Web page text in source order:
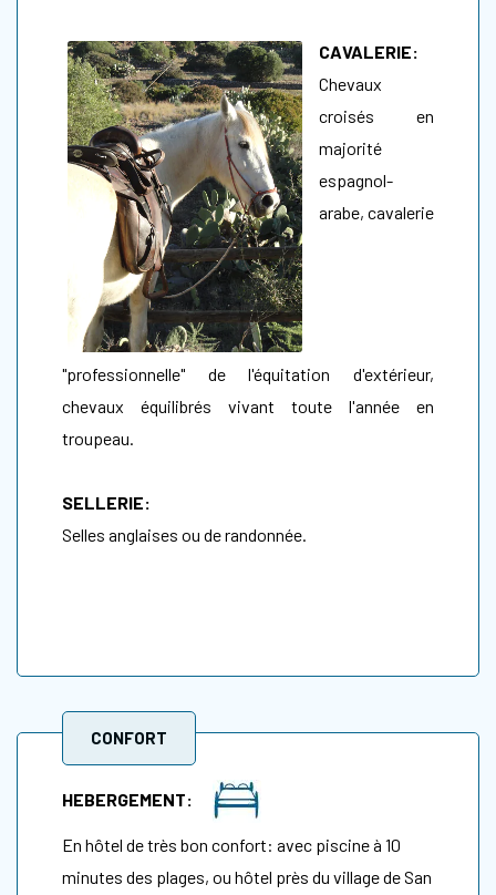
CAVALERIE:
Chevaux
croisés en
majorité
espagnol-
arabe, cavalerie
"professionnelle" de l'équitation d'extérieur,
chevaux équilibrés vivant toute l'année en
troupeau.
SELLERIE:
Selles anglaises ou de randonnée.
CONFORT
HEBERGEMENT:
En hôtel de très bon confort: avec piscine à 10
minutes des plages, ou hôtel près du village de San